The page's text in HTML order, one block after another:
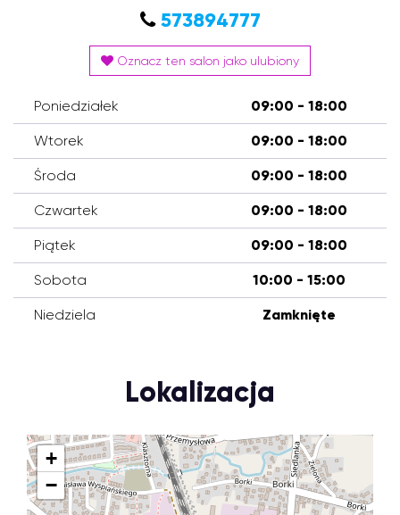
573894777
Oznacz ten salon jako ulubiony
Poniedziałek 09:00 - 18:00
Wtorek 09:00 - 18:00
Środa 09:00 - 18:00
Czwartek 09:00 - 18:00
Piątek 09:00 - 18:00
Sobota 10:00 - 15:00
Niedziela Zamknięte
Lokalizacja
+
−